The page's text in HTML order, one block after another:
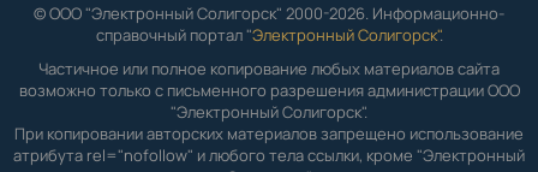
© ООО "Электронный Солигорск" 2000-2026. Информационно-
справочный портал "Электронный Солигорск".
Частичное или полное копирование любых материалов сайта
возможно только с письменного разрешения администрации ООО
"Электронный Солигорск".
При копировании авторских материалов запрещено использование
атрибута rel="nofollow" и любого тела ссылки, кроме "Электронный